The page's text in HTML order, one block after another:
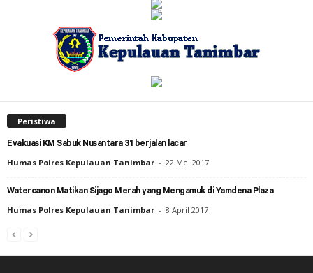
Peristiwa
Evakuasi KM Sabuk Nusantara 31 berjalan lacar
Humas Polres Kepulauan Tanimbar - 22 Mei 2017
Watercanon Matikan Sijago Merah yang Mengamuk di Yamdena Plaza
Humas Polres Kepulauan Tanimbar - 8 April 2017